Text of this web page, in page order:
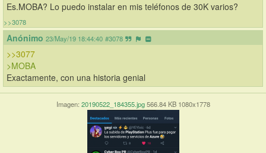
Es.MOBA? Lo puedo instalar en mis teléfonos de 30K varios?
>>3078
Anónimo 23/May/19 18:44:40 #3078
>>3077
>MOBA
Exactamente, con una historia genial
Imagen: 20190522_184355.jpg 566.84 KB 1080x1778